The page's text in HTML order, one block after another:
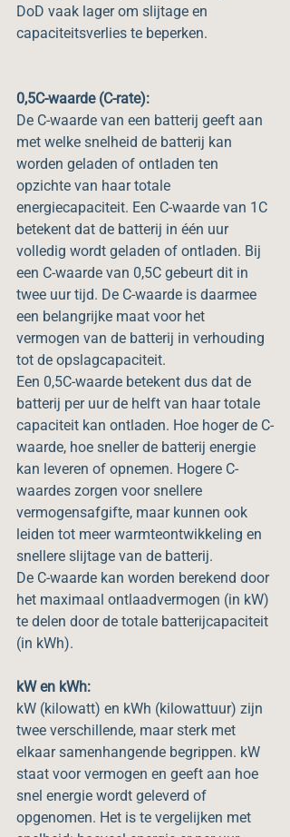
DoD vaak lager om slijtage en
capaciteitsverlies te beperken.
0,5C-waarde (C-rate):
De C-waarde van een batterij geeft aan
met welke snelheid de batterij kan
worden geladen of ontladen ten
opzichte van haar totale
energiecapaciteit. Een C-waarde van 1C
betekent dat de batterij in één uur
volledig wordt geladen of ontladen. Bij
een C-waarde van 0,5C gebeurt dit in
twee uur tijd. De C-waarde is daarmee
een belangrijke maat voor het
vermogen van de batterij in verhouding
tot de opslagcapaciteit.
Een 0,5C-waarde betekent dus dat de
batterij per uur de helft van haar totale
capaciteit kan ontladen. Hoe hoger de C-
waarde, hoe sneller de batterij energie
kan leveren of opnemen. Hogere C-
waardes zorgen voor snellere
vermogensafgifte, maar kunnen ook
leiden tot meer warmteontwikkeling en
snellere slijtage van de batterij.
De C-waarde kan worden berekend door
het maximaal ontlaadvermogen (in kW)
te delen door de totale batterijcapaciteit
(in kWh).
kW en kWh:
kW (kilowatt) en kWh (kilowattuur) zijn
twee verschillende, maar sterk met
elkaar samenhangende begrippen. kW
staat voor vermogen en geeft aan hoe
snel energie wordt geleverd of
opgenomen. Het is te vergelijken met